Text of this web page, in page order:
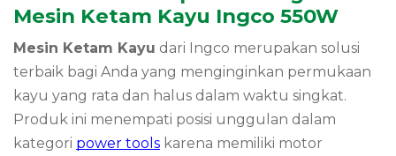
Mesin Ketam Kayu Ingco 550W
Mesin Ketam Kayu dari Ingco merupakan solusi
terbaik bagi Anda yang menginginkan permukaan
kayu yang rata dan halus dalam waktu singkat.
Produk ini menempati posisi unggulan dalam
kategori power tools karena memiliki motor